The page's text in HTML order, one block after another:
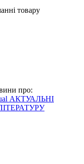
товару
про:
АКТУАЛЬНІ